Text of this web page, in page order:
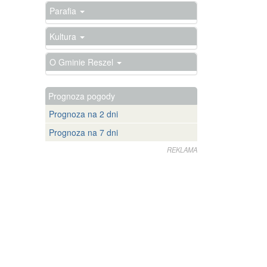
Parafia
Kultura
O Gminie Reszel
Prognoza pogody
Prognoza na 2 dni
Prognoza na 7 dni
REKLAMA